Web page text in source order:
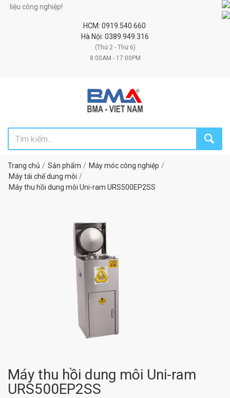
công nghiệp!
HCM: 0919.540.660
Hà Nội: 0389.949.316
(Thứ 2 - Thứ 6)
8:00AM - 17:00PM
Trang chủ Sản phẩm
Máy móc công nghiệp
Máy tái chế dung môi
Máy thu hồi dung môi Uni-ram URS500EP2SS
Máy thu hồi dung môi Uni-ram
URS500EP2SS